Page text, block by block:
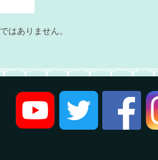
はありません。